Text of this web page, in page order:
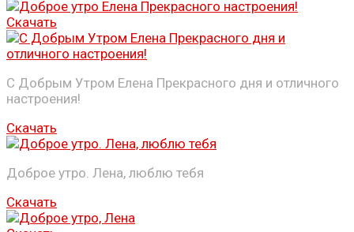
Скачать
С Добрым Утром Елена Прекрасного дня и отличного
настроения!
Скачать
Доброе утро. Лена, люблю тебя
Скачать